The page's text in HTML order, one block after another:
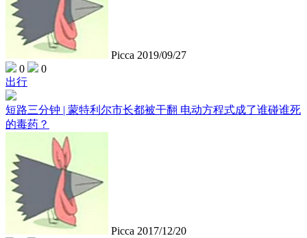
Picca 2019/09/27
0
0
出行
短路三分钟 | 蒙特利尔市长都被干翻 电动方程式成了谁碰谁死
的毒药？
Picca 2017/12/20